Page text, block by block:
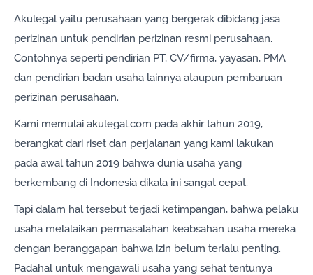
Akulegal yaitu perusahaan yang bergerak dibidang jasa
perizinan untuk pendirian perizinan resmi perusahaan.
Contohnya seperti pendirian PT, CV/firma, yayasan, PMA
dan pendirian badan usaha lainnya ataupun pembaruan
perizinan perusahaan.
Kami memulai akulegal.com pada akhir tahun 2019,
berangkat dari riset dan perjalanan yang kami lakukan
pada awal tahun 2019 bahwa dunia usaha yang
berkembang di Indonesia dikala ini sangat cepat.
Tapi dalam hal tersebut terjadi ketimpangan, bahwa pelaku
usaha melalaikan permasalahan keabsahan usaha mereka
dengan beranggapan bahwa izin belum terlalu penting.
Padahal untuk mengawali usaha yang sehat tentunya